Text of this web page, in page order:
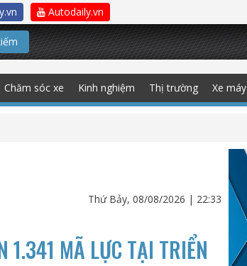
Autodaily.vn
Chăm sóc xe Kinh nghiệm Thị trường Xe máy
Thứ Bảy, 08/08/2026 | 22:33
1.341 MÃ LỰC TẠI TRIỂN